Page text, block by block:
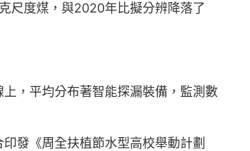
尺度煤，與2020年比擬分辨降落了
，平均分布著智能探漏裝備，監測數
發《周全扶植節水型高校舉動計劃